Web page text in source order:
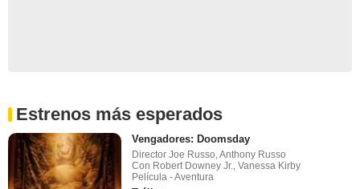
Estrenos más esperados
Vengadores: Doomsday
Director Joe Russo, Anthony Russo
Con Robert Downey Jr., Vanessa Kirby
Película - Aventura